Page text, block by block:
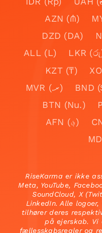
AZN (₼)
DZD (DA)
ALL (L)
LKR
KZT (₸)
MVR (.ރ)
BND
BTN (Nu.)
AFN (؋)
RiseKarma er ikke
Meta, YouTube,
SoundCloud, X
LinkedIn. Alle
tilhører deres
på ejerskab. Vi
fællesskabsregler og